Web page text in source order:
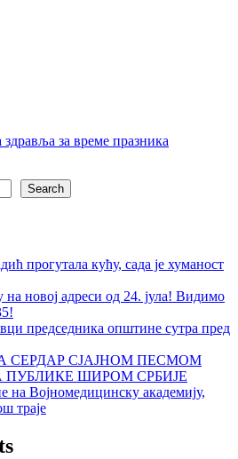
за време празника
Search
прогутала кућу, сада је хуманост
на новој адреси од 24. јула! Видимо
председника општине сутра пред
СЕРДАР СЈАЈНОМ ПЕСМОМ
ПУБЛИКЕ ШИРОМ СРБИЈЕ
на Војномедицинску академију,
траје